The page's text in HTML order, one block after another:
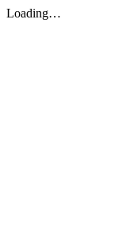
Loading…